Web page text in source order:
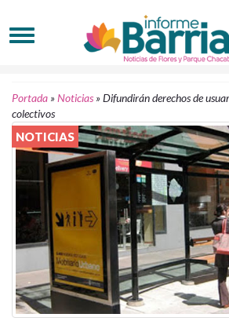
Portada »Noticias »Difundirán derechos de
colectivos
NOTICIAS